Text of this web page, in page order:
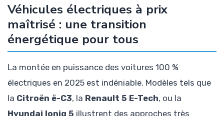
Véhicules électriques à prix
maîtrisé : une transition
énergétique pour tous
La montée en puissance des voitures 100 %
électriques en 2025 est indéniable. Modèles tels que
la Citroën ë-C3, la Renault 5 E-Tech, ou la
Hyundai Ioniq 5 illustrent des approches très